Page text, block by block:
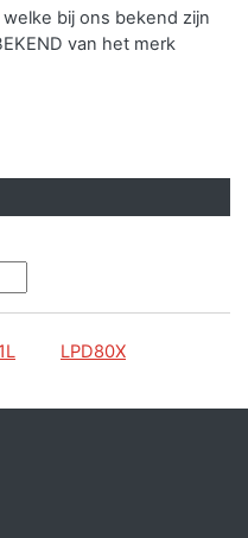
bij ons bekend zijn
van het merk
LPD80X